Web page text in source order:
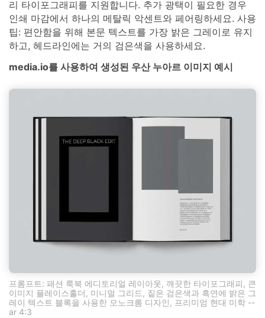
리 타이포그래피를 지원합니다. 추가 광택이 필요한 경우
인쇄 마감에서 하나의 메탈릭 악센트와 페어링하세요. 사용
팁: 편안함을 위해 본문 텍스트를 가장 밝은 그레이로 유지
하고, 헤드라인에는 거의 검은색을 사용하세요.
media.io를 사용하여 생성된 우산 누아르 이미지 예시
프롬프트: 패션 룩북 에디토리얼 레이아웃, 깨끗한 타이포그래피, 큰
이미지 플레이스홀더, 미니멀 그리드, 짙은 검은색과 흑연에 밝은 그
레이 텍스트 블록을 사용한 모노크롬 디자인, 프리미엄 현대 미학 --
ar 4:3